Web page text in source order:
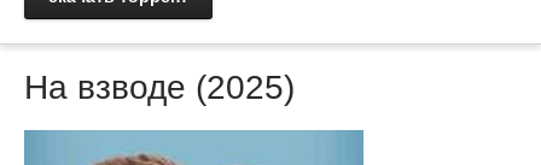
На взводе (2025)